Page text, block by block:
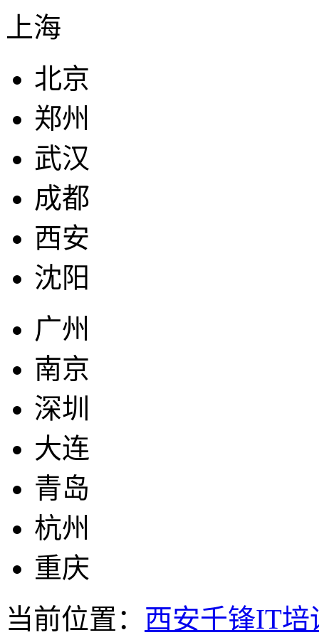
上海
北京
郑州
武汉
成都
西安
沈阳
广州
南京
深圳
大连
青岛
杭州
重庆
当前位置： 西安千锋IT培